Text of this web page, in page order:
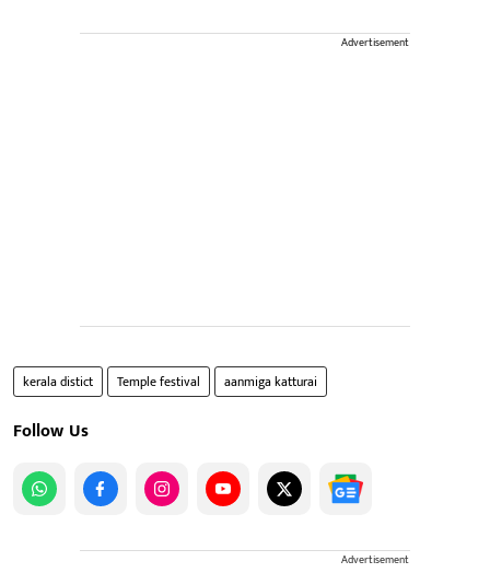
Advertisement
kerala distict Temple festival aanmiga katturai
Follow Us
Advertisement